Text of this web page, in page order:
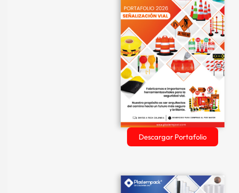
Descargar Portafolio